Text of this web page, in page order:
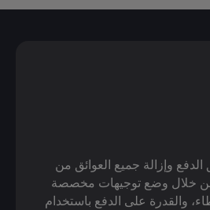
وإزالة جميع العوائق من
خلال وضع توجيهات مخصصة
والقدرة على الدفع باستخدام